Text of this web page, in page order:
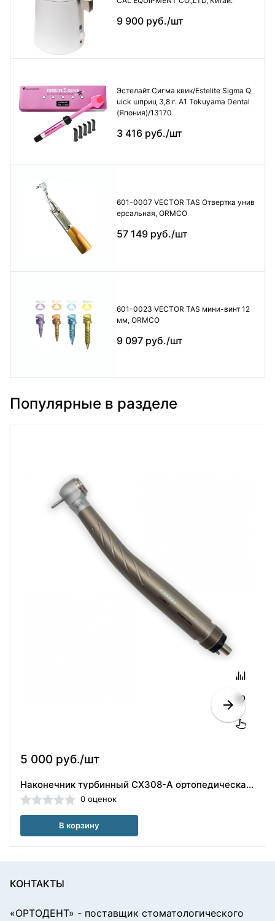
9 900 руб./шт
Эстелайт Сигма квик/Estelite Sigma Q
uick шприц 3,8 г. А1 Tokuyama Dental
(Япония)/13170
3 416 руб./шт
601-0007 VECTOR TAS Отвертка унив
ерсальная, ORMCO
57 149 руб./шт
601-0023 VECTOR TAS мини-винт 12
мм, ORMCO
9 097 руб./шт
Популярные в разделе
5 000 руб./шт
Наконечник турбинный CX308-A ортопедическая головка(40101854)
0 оценок
В корзину
КОНТАКТЫ
«ОРТОДЕНТ» - поставщик стоматологического